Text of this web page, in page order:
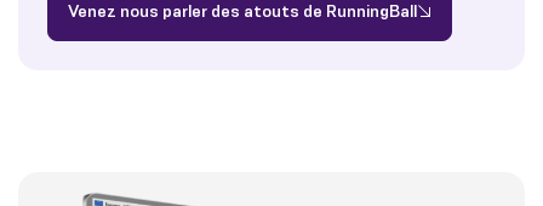
Venez nous parler des atouts de RunningBall